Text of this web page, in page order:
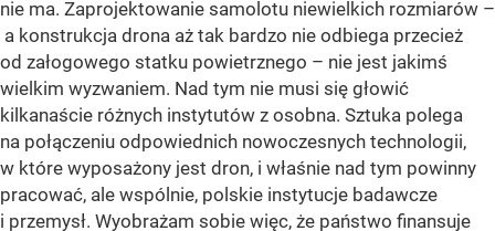
nie ma. Zaprojektowanie samolotu niewielkich rozmiarów –
a konstrukcja drona aż tak bardzo nie odbiega przecież
od załogowego statku powietrznego – nie jest jakimś
wielkim wyzwaniem. Nad tym nie musi się głowić
kilkanaście różnych instytutów z osobna. Sztuka polega
na połączeniu odpowiednich nowoczesnych technologii,
w które wyposażony jest dron, i właśnie nad tym powinny
pracować, ale wspólnie, polskie instytucje badawcze
i przemysł. Wyobrażam sobie więc, że państwo finansuje